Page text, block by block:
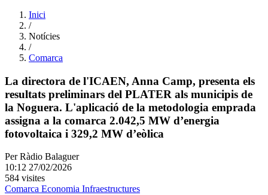
Inici
/
Notícies
/
Comarca
La directora de l'ICAEN, Anna Camp, presenta els
resultats preliminars del PLATER als municipis de
la Noguera. L'aplicació de la metodologia emprada
assigna a la comarca 2.042,5 MW d’energia
fotovoltaica i 329,2 MW d’eòlica
Per Ràdio Balaguer
10:12 27/02/2026
584 visites
Comarca Economia Infraestructures